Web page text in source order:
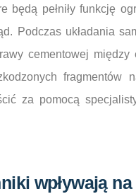
będą pełniły funkcję
Podczas układania
cementowej
fragmentów
za pomocą
wpływają